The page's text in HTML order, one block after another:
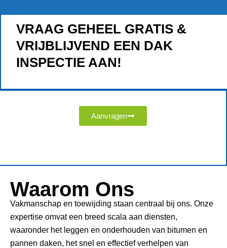
VRAAG GEHEEL GRATIS &
VRIJBLIJVEND EEN DAK
INSPECTIE AAN!
Aanvragen
Waarom Ons
Vakmanschap en toewijding staan centraal bij ons. Onze
expertise omvat een breed scala aan diensten,
waaronder het leggen en onderhouden van bitumen en
pannen daken, het snel en effectief verhelpen van